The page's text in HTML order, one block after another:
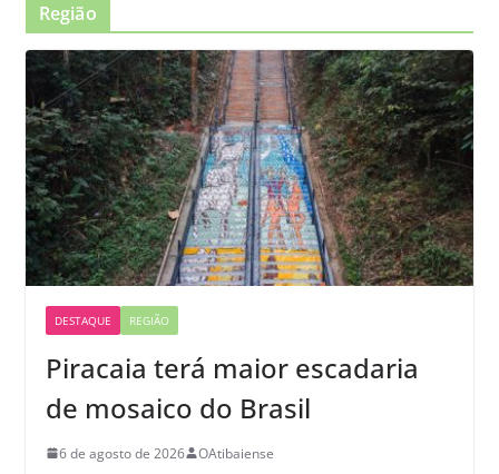
Região
DESTAQUE REGIÃO
Piracaia terá maior escadaria
de mosaico do Brasil
6 de agosto de 2026 OAtibaiense